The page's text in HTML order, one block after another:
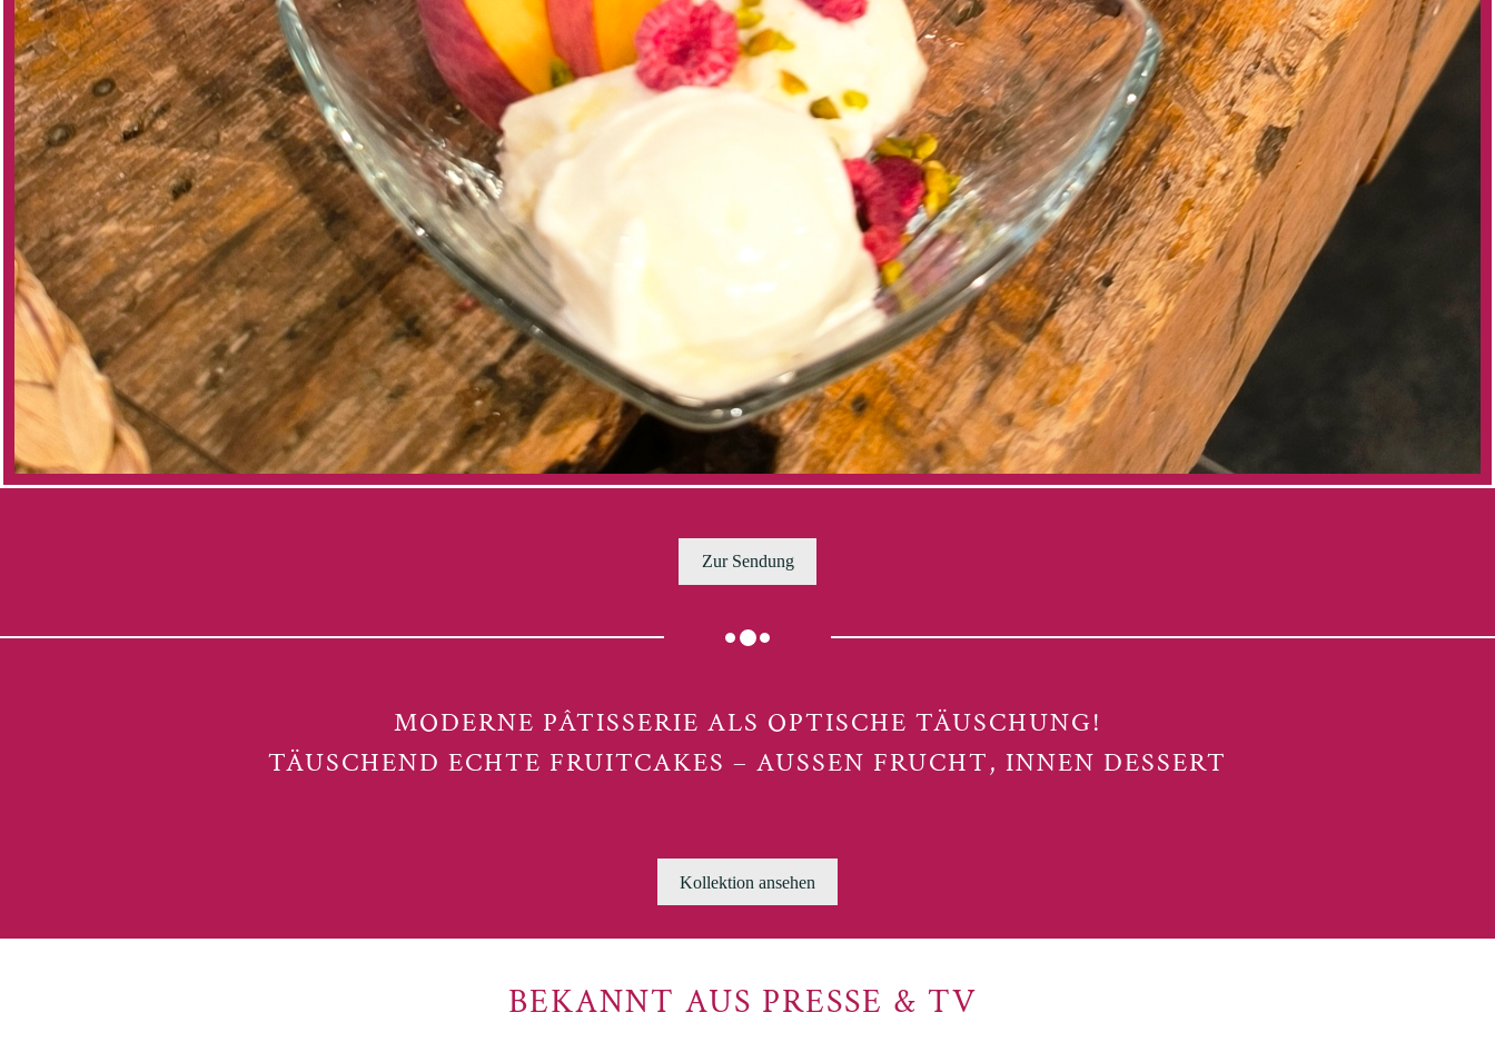
Zur Sendung
MODERNE PÂTISSERIE ALS OPTISCHE TÄUSCHUNG!
TÄUSCHEND ECHTE FRUITCAKES – AUSSEN FRUCHT, INNEN DESSERT
Kollektion ansehen
BEKANNT AUS PRESSE & TV